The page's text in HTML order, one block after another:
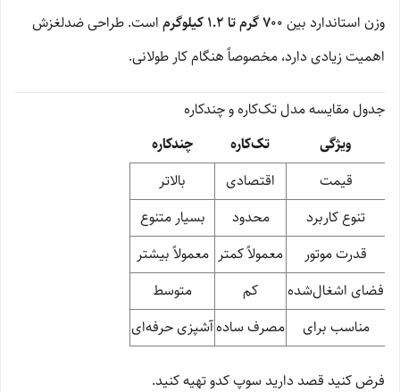
وزن استاندارد بین 700 گرم تا 1.2 کیلوگرم
است. طراحی ضدلغزش
اهمیت زیادی دارد، مخصوصاً هنگام کار طولانی.
جدول مقایسه مدل تک‌کاره و چندکاره
ویژگی
تک‌کاره
چندکاره
قیمت
اقتصادی
بالاتر
تنوع کاربرد
محدود
بسیار متنوع
قدرت موتور
معمولاً کمتر معمولاً بیشتر
فضای اشغال‌شده
کم
متوسط
مناسب برای
مصرف سادهآشپزی حرفه‌ای
فرض کنید قصد دارید سوپ کدو تهیه کنید.